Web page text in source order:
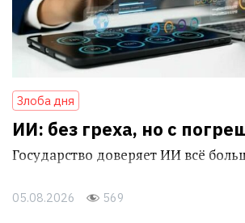
Злоба дня
ИИ: без греха, но с
Государство доверяет ИИ всё
05.08.2026 569